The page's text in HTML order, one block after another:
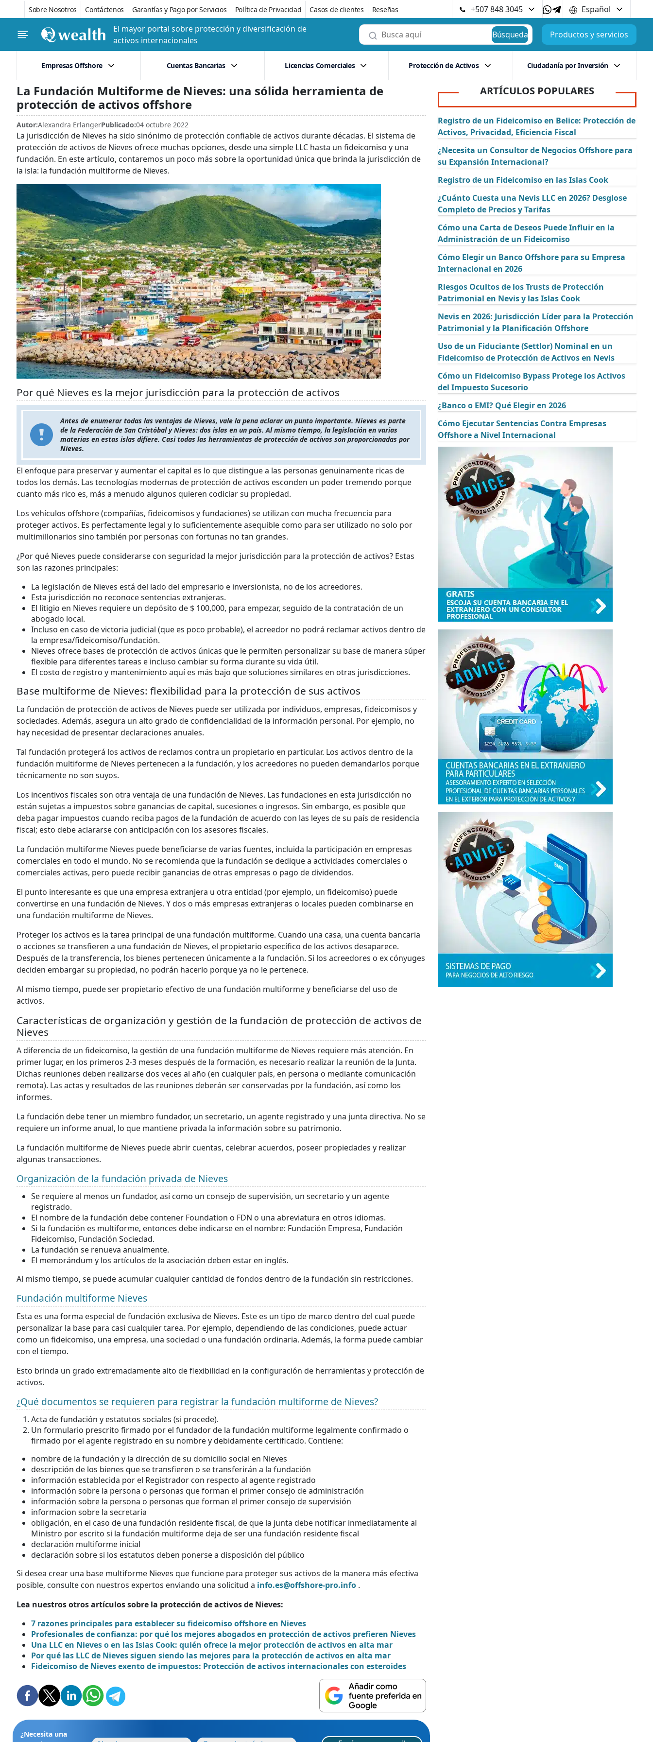
Sobre Nosotros Contáctenos Garantías y Pago por Servicios Política de Privacidad Casos de clientes Reseñas +507 848 3045
Español
El mayor portal sobre protección y diversificación de
activos internacionales
Búsqueda Productos y servicios
Empresas Offshore Cuentas Bancarias Licencias Comerciales Protección de Activos Ciudadanía por Inversión
La Fundación Multiforme de Nieves: una sólida herramienta de
protección de activos offshore
Autor:Alexandra ErlangerPublicado:04 octubre 2022
La jurisdicción de Nieves ha sido sinónimo de protección confiable de activos durante décadas. El sistema de
protección de activos de Nieves ofrece muchas opciones, desde una simple LLC hasta un fideicomiso y una
fundación. En este artículo, contaremos un poco más sobre la oportunidad única que brinda la jurisdicción de
la isla: la fundación multiforme de Nieves.
Por qué Nieves es la mejor jurisdicción para la protección de activos
Antes de enumerar todas las ventajas de Nieves, vale la pena aclarar un punto importante. Nieves es parte
de la Federación de San Cristóbal y Nieves: dos islas en un país. Al mismo tiempo, la legislación en varias
materias en estas islas difiere. Casi todas las herramientas de protección de activos son proporcionadas por
Nieves.
El enfoque para preservar y aumentar el capital es lo que distingue a las personas genuinamente ricas de
todos los demás. Las tecnologías modernas de protección de activos esconden un poder tremendo porque
cuanto más rico es, más a menudo algunos quieren codiciar su propiedad.
Los vehículos offshore (compañías, fideicomisos y fundaciones) se utilizan con mucha frecuencia para
proteger activos. Es perfectamente legal y lo suficientemente asequible como para ser utilizado no solo por
multimillonarios sino también por personas con fortunas no tan grandes.
¿Por qué Nieves puede considerarse con seguridad la mejor jurisdicción para la protección de activos? Estas
son las razones principales:
La legislación de Nieves está del lado del empresario e inversionista, no de los acreedores.
Esta jurisdicción no reconoce sentencias extranjeras.
El litigio en Nieves requiere un depósito de $ 100,000, para empezar, seguido de la contratación de un
abogado local.
Incluso en caso de victoria judicial (que es poco probable), el acreedor no podrá reclamar activos dentro de
la empresa/fideicomiso/fundación.
Nieves ofrece bases de protección de activos únicas que le permiten personalizar su base de manera súper
flexible para diferentes tareas e incluso cambiar su forma durante su vida útil.
El costo de registro y mantenimiento aquí es más bajo que soluciones similares en otras jurisdicciones.
Base multiforme de Nieves: flexibilidad para la protección de sus activos
La fundación de protección de activos de Nieves puede ser utilizada por individuos, empresas, fideicomisos y
sociedades. Además, asegura un alto grado de confidencialidad de la información personal. Por ejemplo, no
hay necesidad de presentar declaraciones anuales.
Tal fundación protegerá los activos de reclamos contra un propietario en particular. Los activos dentro de la
fundación multiforme de Nieves pertenecen a la fundación, y los acreedores no pueden demandarlos porque
técnicamente no son suyos.
Los incentivos fiscales son otra ventaja de una fundación de Nieves. Las fundaciones en esta jurisdicción no
están sujetas a impuestos sobre ganancias de capital, sucesiones o ingresos. Sin embargo, es posible que
deba pagar impuestos cuando reciba pagos de la fundación de acuerdo con las leyes de su país de residencia
fiscal; esto debe aclararse con anticipación con los asesores fiscales.
La fundación multiforme Nieves puede beneficiarse de varias fuentes, incluida la participación en empresas
comerciales en todo el mundo. No se recomienda que la fundación se dedique a actividades comerciales o
comerciales activas, pero puede recibir ganancias de otras empresas o pago de dividendos.
El punto interesante es que una empresa extranjera u otra entidad (por ejemplo, un fideicomiso) puede
convertirse en una fundación de Nieves. Y dos o más empresas extranjeras o locales pueden combinarse en
una fundación multiforme de Nieves.
Proteger los activos es la tarea principal de una fundación multiforme. Cuando una casa, una cuenta bancaria
o acciones se transfieren a una fundación de Nieves, el propietario específico de los activos desaparece.
Después de la transferencia, los bienes pertenecen únicamente a la fundación. Si los acreedores o ex cónyuges
deciden embargar su propiedad, no podrán hacerlo porque ya no le pertenece.
Al mismo tiempo, puede ser propietario efectivo de una fundación multiforme y beneficiarse del uso de
activos.
Características de organización y gestión de la fundación de protección de activos de
Nieves
A diferencia de un fideicomiso, la gestión de una fundación multiforme de Nieves requiere más atención. En
primer lugar, en los primeros 2-3 meses después de la formación, es necesario realizar la reunión de la Junta.
Dichas reuniones deben realizarse dos veces al año (en cualquier país, en persona o mediante comunicación
remota). Las actas y resultados de las reuniones deberán ser conservadas por la fundación, así como los
informes.
La fundación debe tener un miembro fundador, un secretario, un agente registrado y una junta directiva. No se
requiere un informe anual, lo que mantiene privada la información sobre su patrimonio.
La fundación multiforme de Nieves puede abrir cuentas, celebrar acuerdos, poseer propiedades y realizar
algunas transacciones.
Organización de la fundación privada de Nieves
Se requiere al menos un fundador, así como un consejo de supervisión, un secretario y un agente
registrado.
El nombre de la fundación debe contener Foundation o FDN o una abreviatura en otros idiomas.
Si la fundación es multiforme, entonces debe indicarse en el nombre: Fundación Empresa, Fundación
Fideicomiso, Fundación Sociedad.
La fundación se renueva anualmente.
El memorándum y los artículos de la asociación deben estar en inglés.
Al mismo tiempo, se puede acumular cualquier cantidad de fondos dentro de la fundación sin restricciones.
Fundación multiforme Nieves
Esta es una forma especial de fundación exclusiva de Nieves. Este es un tipo de marco dentro del cual puede
personalizar la base para casi cualquier tarea. Por ejemplo, dependiendo de las condiciones, puede actuar
como un fideicomiso, una empresa, una sociedad o una fundación ordinaria. Además, la forma puede cambiar
con el tiempo.
Esto brinda un grado extremadamente alto de flexibilidad en la configuración de herramientas y protección de
activos.
¿Qué documentos se requieren para registrar la fundación multiforme de Nieves?
Acta de fundación y estatutos sociales (si procede).
Un formulario prescrito firmado por el fundador de la fundación multiforme legalmente confirmado o
firmado por el agente registrado en su nombre y debidamente certificado. Contiene:
nombre de la fundación y la dirección de su domicilio social en Nieves
descripción de los bienes que se transfieren o se transferirán a la fundación
información establecida por el Registrador con respecto al agente registrado
información sobre la persona o personas que forman el primer consejo de administración
información sobre la persona o personas que forman el primer consejo de supervisión
informacion sobre la secretaria
obligación, en el caso de una fundación residente fiscal, de que la junta debe notificar inmediatamente al
Ministro por escrito si la fundación multiforme deja de ser una fundación residente fiscal
declaración multiforme inicial
declaración sobre si los estatutos deben ponerse a disposición del público
Si desea crear una base multiforme Nieves que funcione para proteger sus activos de la manera más efectiva
posible, consulte con nuestros expertos enviando una solicitud a info.es@offshore-pro.info .
Lea nuestros otros artículos sobre la protección de activos de Nieves:
7 razones principales para establecer su fideicomiso offshore en Nieves
Profesionales de confianza: por qué los mejores abogados en protección de activos prefieren Nieves
Una LLC en Nieves o en las Islas Cook: quién ofrece la mejor protección de activos en alta mar
Por qué las LLC de Nieves siguen siendo las mejores para la protección de activos en alta mar
Fideicomiso de Nieves exento de impuestos: Protección de activos internacionales con esteroides
¿Necesita una
ARTÍCULOS POPULARES
Registro de un Fideicomiso en Belice: Protección de
Activos, Privacidad, Eficiencia Fiscal
¿Necesita un Consultor de Negocios Offshore para
su Expansión Internacional?
Registro de un Fideicomiso en las Islas Cook
¿Cuánto Cuesta una Nevis LLC en 2026? Desglose
Completo de Precios y Tarifas
Cómo una Carta de Deseos Puede Influir en la
Administración de un Fideicomiso
Cómo Elegir un Banco Offshore para su Empresa
Internacional en 2026
Riesgos Ocultos de los Trusts de Protección
Patrimonial en Nevis y las Islas Cook
Nevis en 2026: Jurisdicción Líder para la Protección
Patrimonial y la Planificación Offshore
Uso de un Fiduciante (Settlor) Nominal en un
Fideicomiso de Protección de Activos en Nevis
Cómo un Fideicomiso Bypass Protege los Activos
del Impuesto Sucesorio
¿Banco o EMI? Qué Elegir en 2026
Cómo Ejecutar Sentencias Contra Empresas
Offshore a Nivel Internacional